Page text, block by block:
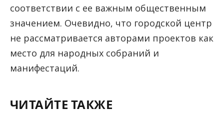
соответствии с ее важным общественным
значением. Очевидно, что городской центр
не рассматривается авторами проектов как
место для народных собраний и
манифестаций.
ЧИТАЙТЕ ТАКЖЕ